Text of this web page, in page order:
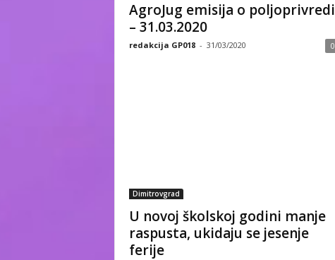
AgroJug emisija o poljoprivredi
– 31.03.2020
redakcija GP018 - 31/03/2020 0
Dimitrovgrad
U novoj školskoj godini manje
raspusta, ukidaju se jesenje
ferije